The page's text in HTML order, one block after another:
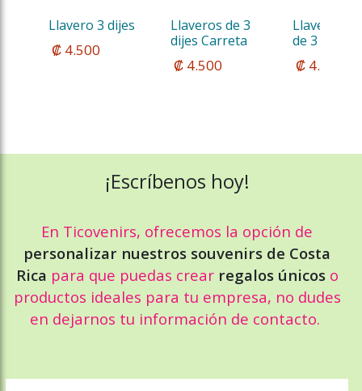
Llavero 3 dijes
₡ 4.500
Llaveros de 3
dijes Carreta
₡ 4.500
Llavero
de 3 dijes
₡ 4.500
¡Escríbenos hoy!
En Ticovenirs, ofrecemos la opción de
personalizar nuestros souvenirs de Costa
Rica para que puedas crear regalos únicos o
productos ideales para tu empresa, no dudes
en dejarnos tu información de contacto.